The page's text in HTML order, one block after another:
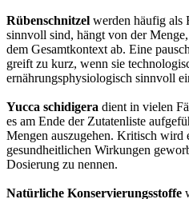
Rübenschnitzel werden häufig als
sinnvoll sind, hängt von der
dem Gesamtkontext ab. Eine
greift zu kurz, wenn sie
ernährungsphysiologisch sinnvoll
Yucca schidigera dient in vielen
es am Ende der Zutatenliste
Mengen auszugehen. Kritisch wird
gesundheitlichen Wirkungen
Dosierung zu nennen.
Natürliche Konservierungsstoffe